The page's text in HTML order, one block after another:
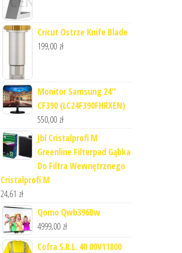
Cricut Ostrze Knife Blade
199,00 zł
Monitor Samsung 24''
CF390 (LC24F390FHRXEN)
550,00 zł
Jbl Cristalprofi M
Greenline Filterpad Gąbka
Do Filtra Wewnętrznego
Cristalprofi M
24,61 zł
Qomo Qwb396Bw
4999,00 zł
Cofra S.R.L. 40 00V11800